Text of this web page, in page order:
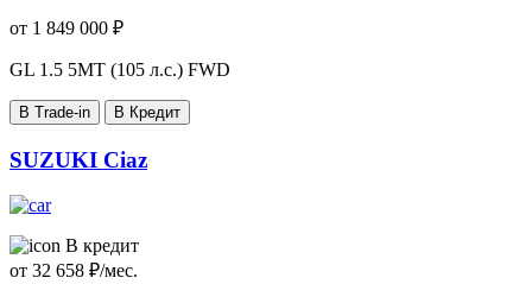
от 1 849 000 ₽
GL 1.5 5MT (105 л.с.) FWD
В Trade-in В Кредит
SUZUKI Ciaz
В кредит
от 32 658 ₽/мес.